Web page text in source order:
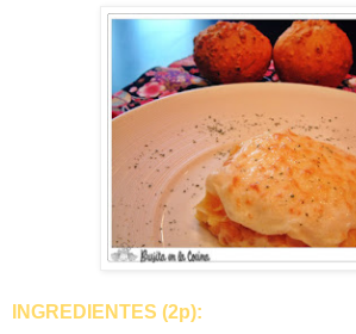
INGREDIENTES (2p):